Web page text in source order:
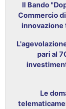
Il Bando
Commercio
innovazione
pari al
Le